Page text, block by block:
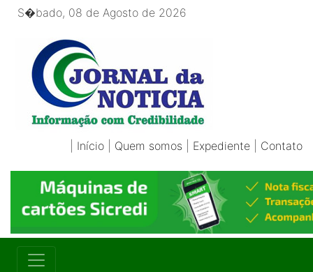
S�bado, 08 de Agosto de 2026
Início Quem somos Expediente Contato